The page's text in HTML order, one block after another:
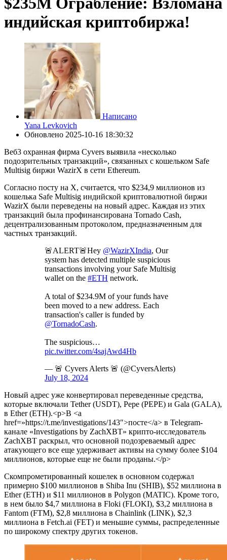
индийская криптобиржа!
Написано
Yana Levkovich
Обновлено 2025-10-16 18:30:32
Веб3 охранная фирма Cyvers выявила «несколько
подозрительных транзакций», связанных с кошельком Safe
Multisig биржи WazirX в сети Ethereum.
Согласно посту на X, считается, что $234,9 миллионов из
кошелька Safe Multisig индийской криптовалютной биржи
WazirX были переведены на новый адрес. Каждая из этих
транзакций была профинансирована Tornado Cash,
децентрализованным протоколом, предназначенным для
частных транзакций.
🚨ALERT🚨Hey @WazirXIndia, Our
system has detected multiple suspicious
transactions involving your Safe Multisig
wallet on the #ETH network.
A total of $234.9M of your funds have
been moved to a new address. Each
transaction's caller is funded by
@TornadoCash.
The suspicious…
pic.twitter.com/4sajAwd4Hb
— 🚨 Cyvers Alerts 🚨 (@CyversAlerts)
July 18, 2024
Новый адрес уже конвертировал переведенные средства,
которые включали Tether (USDT), Pepe (PEPE) и Gala (GALA),
в Ether (ETH).<p>В <a
href=»https://t.me/investigations/143″>посте</a> в Telegram-
канале «Investigations by ZachXBT» крипто-исследователь
ZachXBT раскрыл, что основной подозреваемый адрес
атакующего все еще удерживает активы на сумму более $104
миллионов, которые еще не были проданы.</p>
Скомпрометированный кошелек в основном содержал
примерно $100 миллионов в Shiba Inu (SHIB), $52 миллиона в
Ether (ETH) и $11 миллионов в Polygon (MATIC). Кроме того,
в нем было $4,7 миллиона в Floki (FLOKI), $3,2 миллиона в
Fantom (FTM), $2,8 миллиона в Chainlink (LINK), $2,3
миллиона в Fetch.ai (FET) и меньшие суммы, распределенные
по широкому спектру других токенов.